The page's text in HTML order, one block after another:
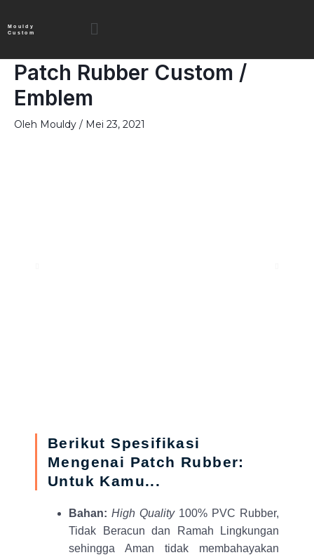
keMouldy
Custom
Menu
Patch Rubber Custom /
Emblem
Oleh Mouldy / Mei 23, 2021
Berikut Spesifikasi
Mengenai Patch Rubber:
Untuk Kamu...
Bahan: High Quality100% PVC Rubber,
Tidak Beracun dan Ramah Lingkungan
sehingga Aman tidak membahayakan